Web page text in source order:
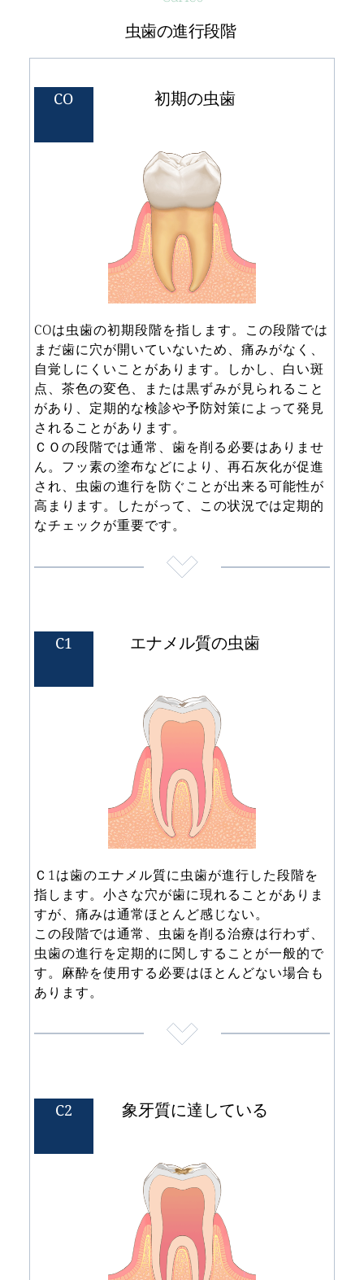
虫歯の進行段階
CO 初期の虫歯
COは虫歯の初期段階を指します。この段階では
まだ歯に穴が開いていないため、痛みがなく、
自覚しにくいことがあります。しかし、白い斑
点、茶色の変色、または黒ずみが見られること
があり、定期的な検診や予防対策によって発見
されることがあります。
ＣＯの段階では通常、歯を削る必要はありませ
ん。フッ素の塗布などにより、再石灰化が促進
され、虫歯の進行を防ぐことが出来る可能性が
高まります。したがって、この状況では定期的
なチェックが重要です。
C1 エナメル質の虫歯
Ｃ1は歯のエナメル質に虫歯が進行した段階を
指します。小さな穴が歯に現れることがありま
すが、痛みは通常ほとんど感じない。
この段階では通常、虫歯を削る治療は行わず、
虫歯の進行を定期的に関しすることが一般的で
す。麻酔を使用する必要はほとんどない場合も
あります。
C2 象牙質に達している